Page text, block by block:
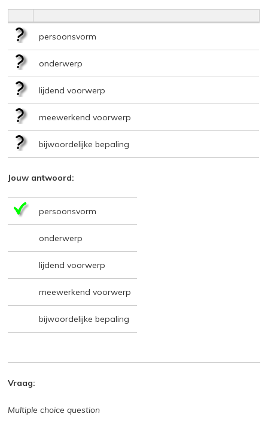
persoonsvorm
onderwerp
lijdend voorwerp
meewerkend voorwerp
bijwoordelijke bepaling
Jouw antwoord:
persoonsvorm
onderwerp
lijdend voorwerp
meewerkend voorwerp
bijwoordelijke bepaling
Vraag:
Multiple choice question